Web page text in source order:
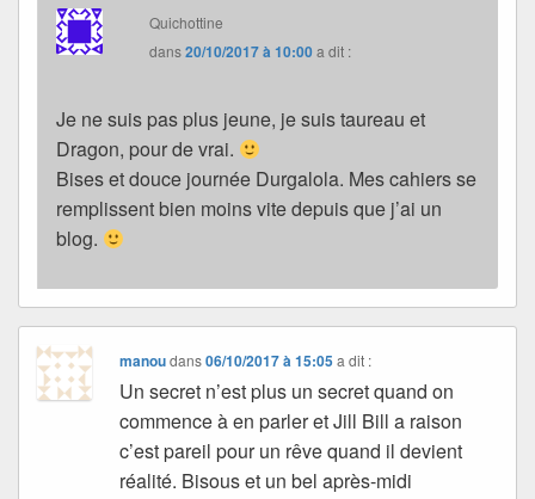
Quichottine
dans20/10/2017 à 10:00a dit :
Je ne suis pas plus jeune, je suis taureau et
Dragon, pour de vrai.
Bises et douce journée Durgalola. Mes cahiers se
remplissent bien moins vite depuis que j’ai un
blog.
manoudans06/10/2017 à 15:05 a dit :
Un secret n’est plus un secret quand on
commence à en parler et Jill Bill a raison
c’est pareil pour un rêve quand il devient
réalité. Bisous et un bel après-midi